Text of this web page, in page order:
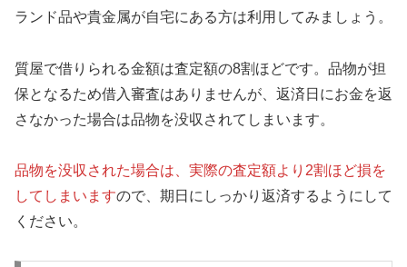
ランド品や貴金属が自宅にある方は利用してみましょう。
質屋で借りられる金額は査定額の8割ほどです。品物が担
保となるため借入審査はありませんが、返済日にお金を返
さなかった場合は品物を没収されてしまいます。
品物を没収された場合は、実際の査定額より2割ほど損を
してしまいますので、期日にしっかり返済するようにして
ください。